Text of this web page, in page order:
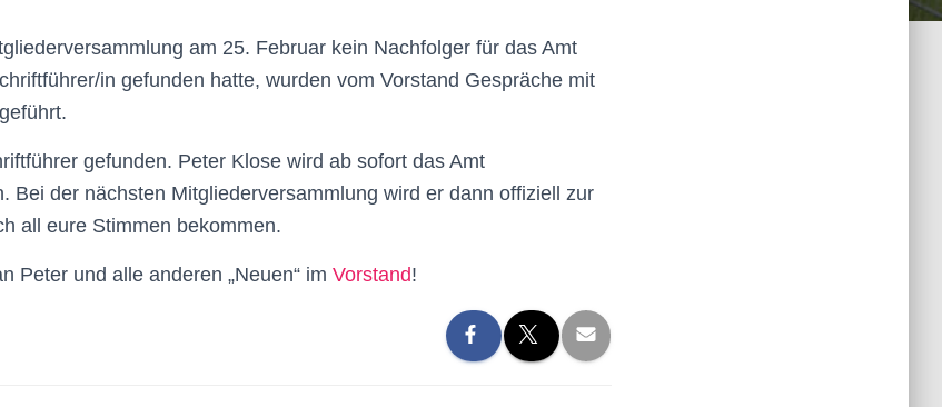
am 25. Februar kein Nachfolger für das Amt
in gefunden hatte, wurden vom Vorstand Gespräche mit
gefunden. Peter Klose wird ab sofort das Amt
Bei der nächsten Mitgliederversammlung wird er dann offiziell zur
all eure Stimmen bekommen.
Peter und alle anderen „Neuen“ im Vorstand!